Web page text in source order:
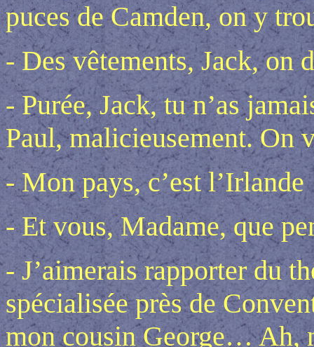
puces de Camden, on y
- Des vêtements, Jack, on
- Purée, Jack, tu n’as
Paul, malicieusement. On
- Mon pays, c’est l’Irlande
- Et vous, Madame, que
- J’aimerais rapporter du
spécialisée près de
mon cousin George… Ah,